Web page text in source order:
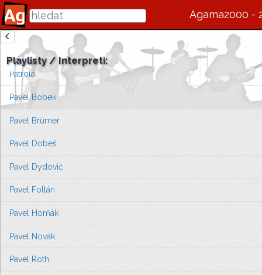
Agama2000 -
zde se bude v budoucnu zobrazovat informace o interpretovi /
Vlevo vyberte píseň, kterou chcete zobrazit
nebo můžete přejít na úvodní stránku ...
Playlisty / Interpreti:
Parkán
Patejdl Vašo
Patrasová Dagmar
Patrola
Pavel Bobek
Pavel Brümer
Pavel Dobeš
Pavel Dydovič
Pavel Foltán
Pavel Horňák
Pavel Novák
Pavel Roth